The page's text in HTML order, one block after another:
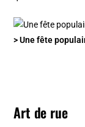
> Une fête
Art de rue